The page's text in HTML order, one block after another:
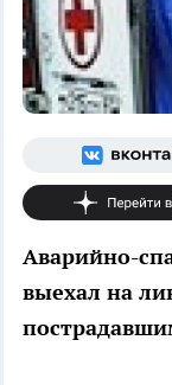
Аварийно-
выехал на